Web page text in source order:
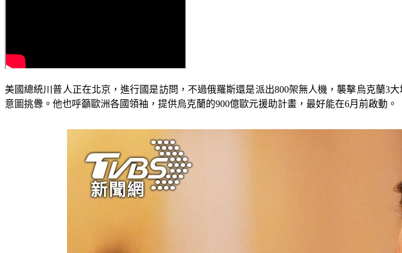
美國總統川普人正在北京，進行國是訪問，不過俄羅斯還是派出800架無人機，襲擊烏克蘭3
意圖挑釁。他也呼籲歐洲各國領袖，提供烏克蘭的900億歐元援助計畫，最好能在6月前啟動。